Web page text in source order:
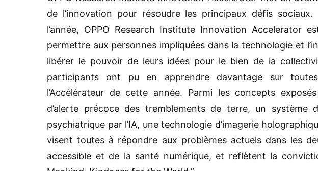
de l’innovation pour résoudre les principaux défis
l’année, OPPO Research Institute Innovation Accelerator
permettre aux personnes impliquées dans la technologie et
libérer le pouvoir de leurs idées pour le bien de la
participants ont pu en apprendre davantage sur
l’Accélérateur de cette année. Parmi les concepts
d’alerte précoce des tremblements de terre, un système
psychiatrique par l’IA, une technologie d’imagerie
visent toutes à répondre aux problèmes actuels dans les
accessible et de la santé numérique, et reflètent la